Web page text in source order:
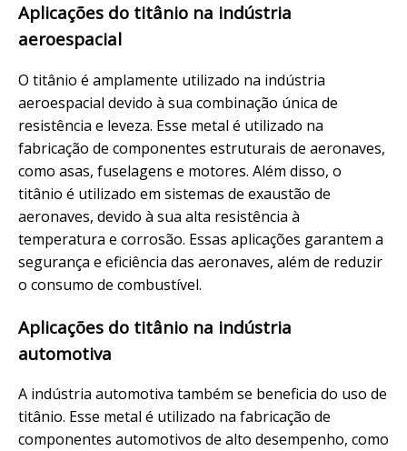
Aplicações do titânio na indústria
aeroespacial
O titânio é amplamente utilizado na indústria
aeroespacial devido à sua combinação única de
resistência e leveza. Esse metal é utilizado na
fabricação de componentes estruturais de aeronaves,
como asas, fuselagens e motores. Além disso, o
titânio é utilizado em sistemas de exaustão de
aeronaves, devido à sua alta resistência à
temperatura e corrosão. Essas aplicações garantem a
segurança e eficiência das aeronaves, além de reduzir
o consumo de combustível.
Aplicações do titânio na indústria
automotiva
A indústria automotiva também se beneficia do uso de
titânio. Esse metal é utilizado na fabricação de
componentes automotivos de alto desempenho, como